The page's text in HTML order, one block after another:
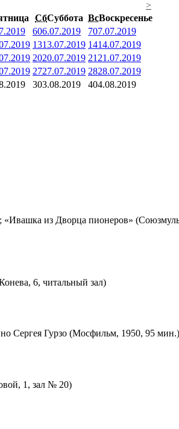
>
СбСуббота ВсВоскресенье
606.07.2019 707.07.2019
1313.07.2019 1414.07.2019
2020.07.2019 21 21.07.2019
2727.07.2019 2828.07.2019
303.08.2019 404.08.2019
из Дворца пионеров»
6, читальный зал)
Сергея Гурзо (Мосфильм, 1950, 95
1, зал № 20)